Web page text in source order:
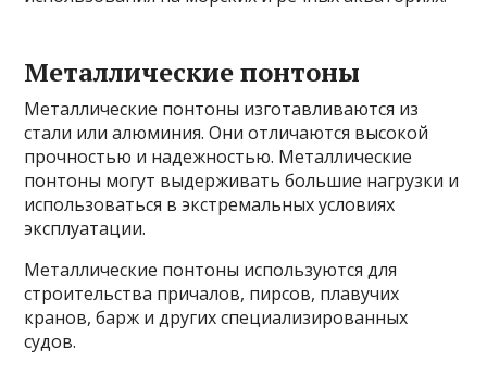
Металлические понтоны
Металлические понтоны изготавливаются из
стали или алюминия. Они отличаются высокой
прочностью и надежностью. Металлические
понтоны могут выдерживать большие нагрузки и
использоваться в экстремальных условиях
эксплуатации.
Металлические понтоны используются для
строительства причалов, пирсов, плавучих
кранов, барж и других специализированных
судов.